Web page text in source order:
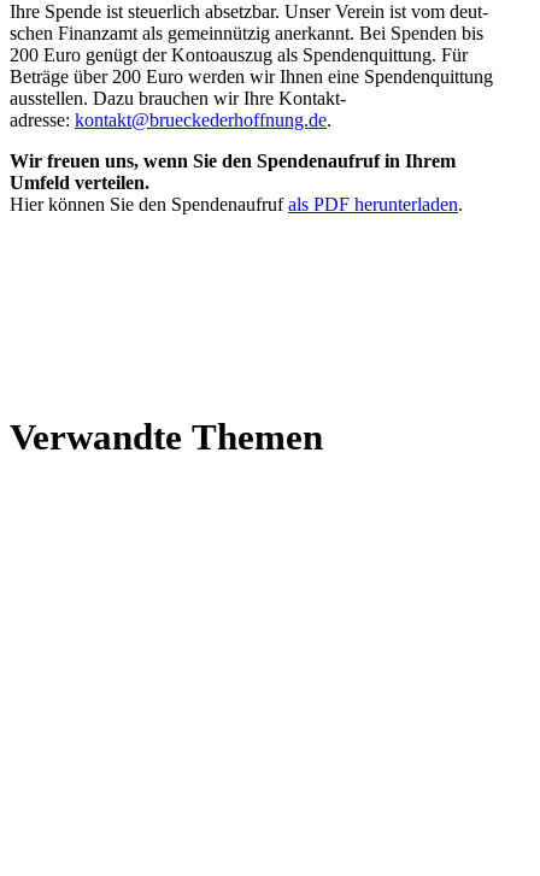
Ihre Spende ist steu­er­lich absetz­bar. Unser Verein ist vom deut­
schen Finanz­amt als gemein­nüt­zig aner­kannt. Bei Spenden bis
200 Euro genügt der Kon­to­aus­zug als Spen­den­quit­tung. Für
Beträge über 200 Euro werden wir Ihnen eine Spen­den­quit­tung
aus­stel­len. Dazu brau­chen wir Ihre Kon­takt­
adresse: kontakt@brueckederhoffnung.de.
Wir freuen uns, wenn Sie den Spen­den­auf­ruf in Ihrem
Umfeld verteilen.
Hier können Sie den Spen­den­auf­rufals PDF her­un­ter­la­den.
Ver­wandte Themen